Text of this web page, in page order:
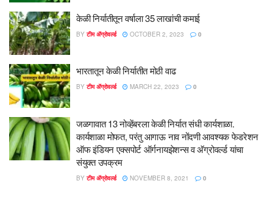
केळी निर्यातीतून वर्षाला 35 लाखांची कमाई
BY टीम ॲग्रोवर्ल्ड OCTOBER 2, 2023 0
भारतातून केळी निर्यातीत मोठी वाढ
BY टीम ॲग्रोवर्ल्ड MARCH 22, 2023 0
जळगावात 13 नोव्हेंबरला केळी निर्यात संधी कार्यशाळा.
कार्यशाळा मोफत, परंतु आगाऊ नाव नोंदणी आवश्यक फेडरेशन
ऑफ इंडियन एक्सपोर्ट ऑर्गनायझेशन्स व अ‍ॅग्रोवर्ल्ड यांचा
संयुक्त उपक्रम
BY टीम ॲग्रोवर्ल्ड NOVEMBER 8, 2021 0